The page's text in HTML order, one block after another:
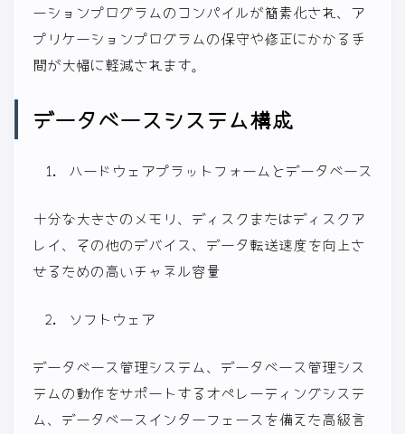
ーションプログラムのコンパイルが簡素化され、ア
プリケーションプログラムの保守や修正にかかる手
間が大幅に軽減されます。
データベースシステム構成
ハードウェアプラットフォームとデータベース
十分な大きさのメモリ、ディスクまたはディスクア
レイ、その他のデバイス、データ転送速度を向上さ
せるための高いチャネル容量
ソフトウェア
データベース管理システム、データベース管理シス
テムの動作をサポートするオペレーティングシステ
ム、データベースインターフェースを備えた高級言